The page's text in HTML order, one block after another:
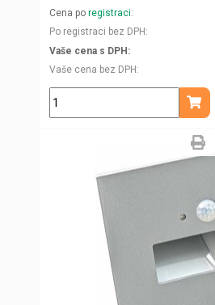
Cena po registraci
Po registraci bez DPH
Vaše cena s DPH
Vaše cena bez DPH
ks